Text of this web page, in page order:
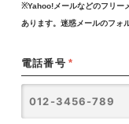
※Yahoo!メールなどのフリー
あります。迷惑メールのフォ
電話番号 *